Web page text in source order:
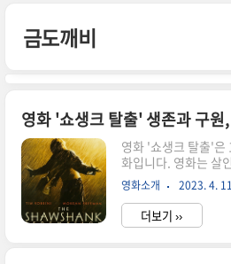
금도깨비
영화 '쇼생크 탈출' 생존과 구원
영화 '쇼생크 탈출'은
화입니다. 영화는 살
을 받고 쇼생크 주립
은 남자 앤디 듀프레
다. 자신의 결백을 증
쇼생크 탈출 생존과
영화소개 2023. 4.
더보기 ››